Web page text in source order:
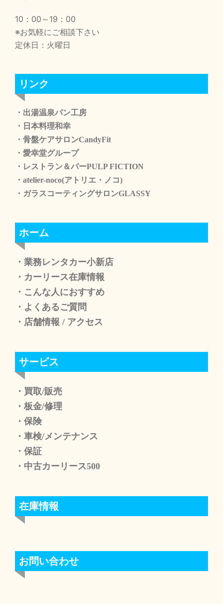
10：00～19：00
※お気軽にご相談下さい
定休日：火曜日
リンク
・出湯温泉パン工房
・日本料理和幸
・骨盤ケアサロンCandyFit
・愛幸堂グループ
・レストラン＆バーPULP FICTION
・atelier-noco(アトリエ・ノコ)
・ガラスコーティングサロンGLASSY
ホーム
・業務レンタカー小新店
・カーリース在庫情報
・こんな人におすすめ
・よくあるご質問
・店舗情報 / アクセス
サービス
・買取/販売
・板金/修理
・保険
・車検/メンテナンス
・保証
・中古カーリース500
在庫情報
お問い合わせ